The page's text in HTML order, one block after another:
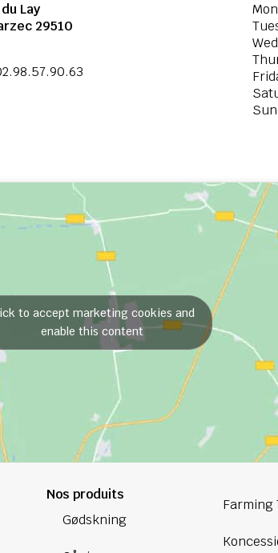
Lay
29510
to accept marketing cookies and
enable this content
Nos produits
Gødskning
Farming